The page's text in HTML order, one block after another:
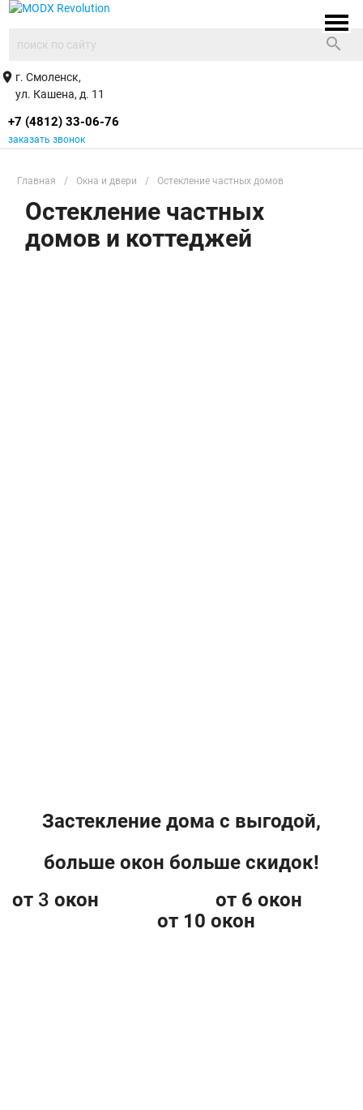
search
place г. Смоленск,
ул. Кашена, д. 11
+7 (4812) 33-06-76
заказать звонок
Главная / Окна и двери / Остекление частных домов
Остекление частных
домов и коттеджей
Застекление дома с выгодой,
больше окон больше скидок!
от 3 окон от 6 окон
от 10 окон